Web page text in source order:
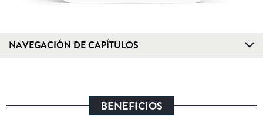
NAVEGACIÓN DE CAPÍTULOS
BENEFICIOS